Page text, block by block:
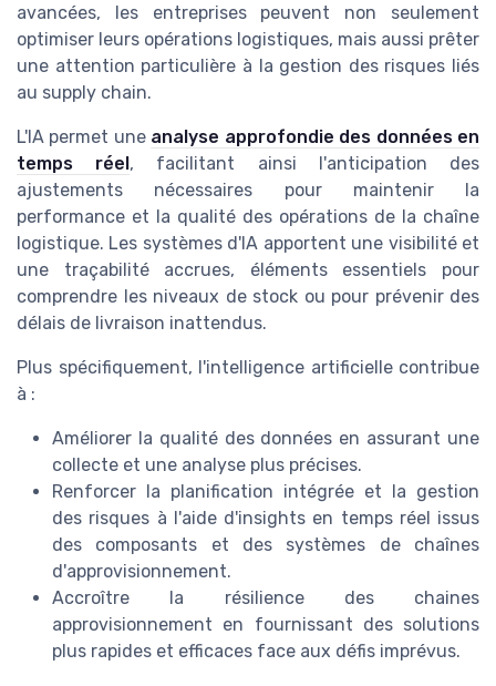
avancées, les entreprises peuvent non seulement
optimiser leurs opérations logistiques, mais aussi prêter
une attention particulière à la gestion des risques liés
au supply chain.
L'IA permet une analyse approfondie des données en
temps réel, facilitant ainsi l'anticipation des
ajustements nécessaires pour maintenir la
performance et la qualité des opérations de la chaîne
logistique. Les systèmes d'IA apportent une visibilité et
une traçabilité accrues, éléments essentiels pour
comprendre les niveaux de stock ou pour prévenir des
délais de livraison inattendus.
Plus spécifiquement, l'intelligence artificielle contribue
à :
Améliorer la qualité des données en assurant une
collecte et une analyse plus précises.
Renforcer la planification intégrée et la gestion
des risques à l'aide d'insights en temps réel issus
des composants et des systèmes de chaînes
d'approvisionnement.
Accroître la résilience des chaines
approvisionnement en fournissant des solutions
plus rapides et efficaces face aux défis imprévus.